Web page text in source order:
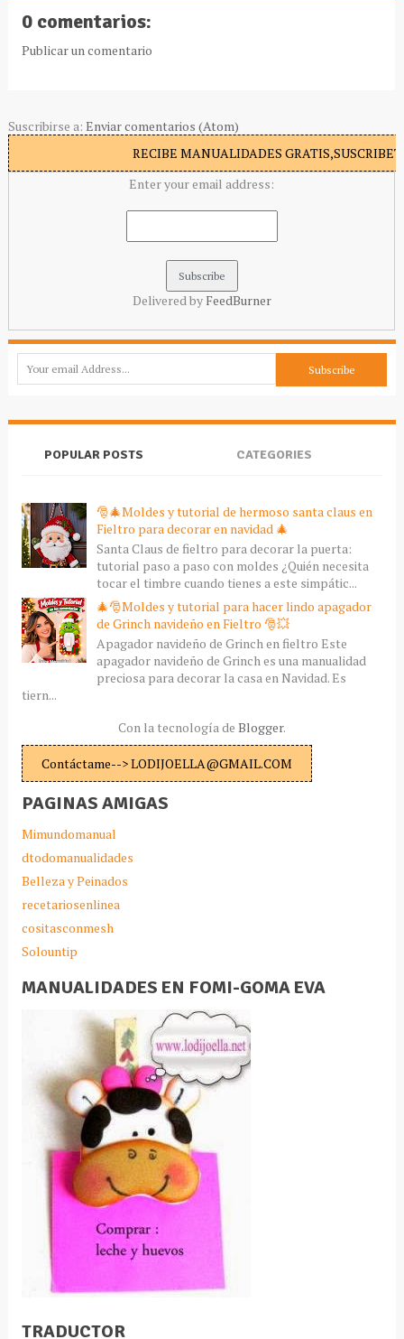
0 comentarios:
Publicar un comentario
Suscribirse a: Enviar comentarios (Atom)
RECIBE MANUALIDADES
Enter your email address:
Delivered by FeedBurner
POPULAR POSTS CATEGORIES
🎅🎄Moldes y tutorial de hermoso santa claus en
Fieltro para decorar en navidad 🎄
Santa Claus de fieltro para decorar la puerta:
tutorial paso a paso con moldes ¿Quién necesita
tocar el timbre cuando tienes a este simpátic...
🎄🎅Moldes y tutorial para hacer lindo apagador
de Grinch navideño en Fieltro 🎅💥
Apagador navideño de Grinch en fieltro Este
apagador navideño de Grinch es una manualidad
preciosa para decorar la casa en Navidad. Es
tiern...
Con la tecnología de Blogger.
Contáctame--> LODIJOELLA@GMAIL.COM
PAGINAS AMIGAS
Mimundomanual
dtodomanualidades
Belleza y Peinados
recetariosenlinea
cositasconmesh
Solountip
MANUALIDADES EN FOMI-GOMA EVA
TRADUCTOR